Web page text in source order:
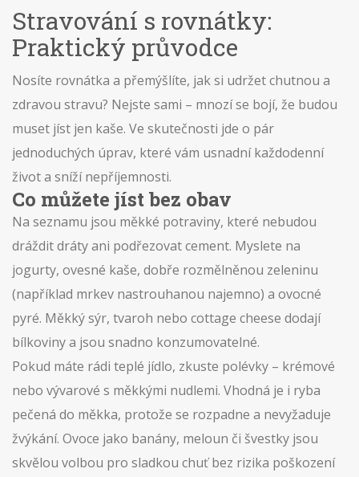
Stravování s rovnátky:
Praktický průvodce
Nosíte rovnátka a přemýšlíte, jak si udržet chutnou a
zdravou stravu? Nejste sami – mnozí se bojí, že budou
muset jíst jen kaše. Ve skutečnosti jde o pár
jednoduchých úprav, které vám usnadní každodenní
život a sníží nepříjemnosti.
Co můžete jíst bez obav
Na seznamu jsou měkké potraviny, které nebudou
dráždit dráty ani podřezovat cement. Myslete na
jogurty, ovesné kaše, dobře rozmělněnou zeleninu
(například mrkev nastrouhanou najemno) a ovocné
pyré. Měkký sýr, tvaroh nebo cottage cheese dodají
bílkoviny a jsou snadno konzumovatelné.
Pokud máte rádi teplé jídlo, zkuste polévky – krémové
nebo vývarové s měkkými nudlemi. Vhodná je i ryba
pečená do měkka, protože se rozpadne a nevyžaduje
žvýkání. Ovoce jako banány, meloun či švestky jsou
skvělou volbou pro sladkou chuť bez rizika poškození